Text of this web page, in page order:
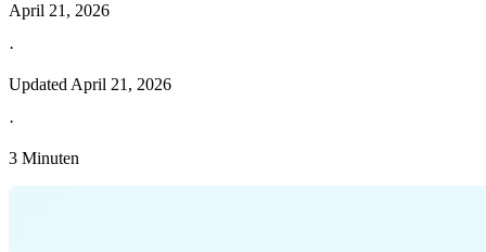
April 21, 2026
·
Updated April 21, 2026
·
3 Minuten